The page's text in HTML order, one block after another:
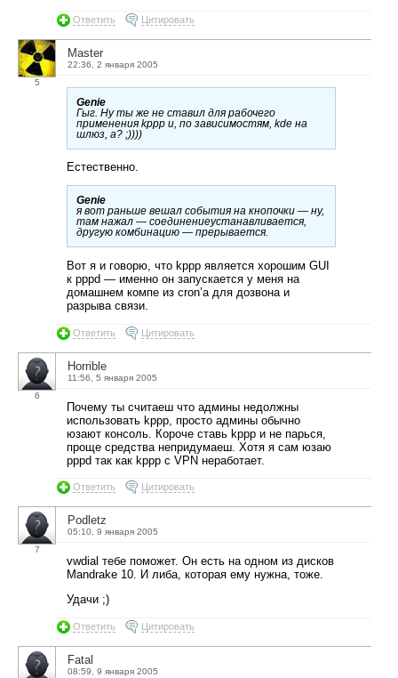
Ответить Цитировать
5
Master
22:36, 2 января 2005
Genie
Гыг. Ну ты же не ставил для рабочего
применения kppp и, по зависимостям, kde на
шлюз, а? ;))))
Естественно.
Genie
я вот раньше вешал события на кнопочки — ну,
там нажал — соединениеустанавливается,
другую комбинацию — прерывается.
Вот я и говорю, что kppp является хорошим GUI
к pppd — именно он запускается у меня на
домашнем компе из cron’а для дозвона и
разрыва связи.
Ответить Цитировать
6
Horrible
11:56, 5 января 2005
Почему ты считаеш что админы недолжны
использовать kppp, просто админы обычно
юзают консоль. Короче ставь kppp и не парься,
проще средства непридумаеш. Хотя я сам юзаю
pppd так как kppp с VPN неработает.
Ответить Цитировать
7
Podletz
05:10, 9 января 2005
vwdial тебе поможет. Он есть на одном из дисков
Mandrake 10. И либа, которая ему нужна, тоже.
Удачи ;)
Ответить Цитировать
Fatal
08:59, 9 января 2005